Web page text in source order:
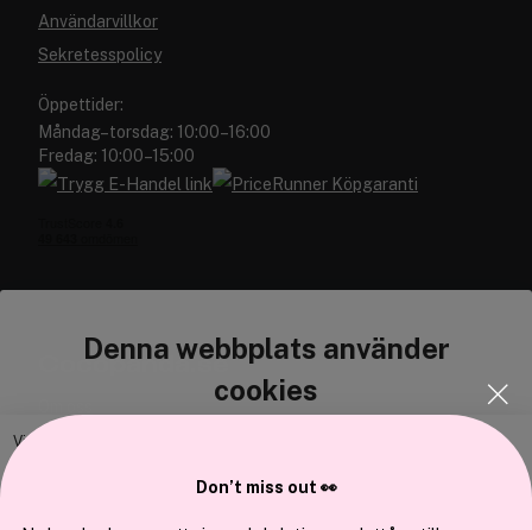
Denna webbplats använder
cookies
Vi använder enhetsidentifierare för att anpassa innehållet och
Användarvillkor
Sekretesspolicy
Öppettider:
Måndag–torsdag: 10:00–16:00
Fredag: 10:00–15:00
Cocopanda.se
Don’t miss out 👀